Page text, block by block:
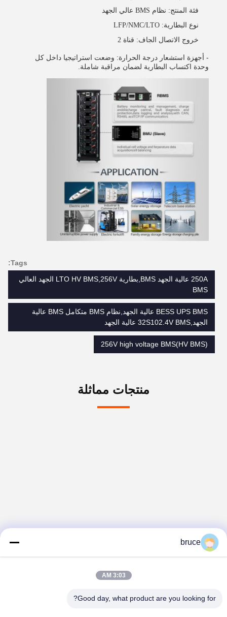
فئة المنتج: نظام BMS عالي الجهد
نوع البطارية: LFP/NMC/LTO
خروج الاتصال الجاف: قناة 2
- أجهزة استشعار درجة الحرارة: وضعت استراتيجيا داخل كل
وحدة اكتساب البطارية لضمان مراقبة شاملة.
Tags:
250A عالية الجهد BMS,بطارية LTO HV BMS,256V الجهد العالي
BMS
BESS UPS BMS عالية الجهد,نظام BMS متكامل BMS عالية
الجهد,32S102.4V BMS عالية الجهد
256V high voltage BMS(HV BMS)
منتجات مماثلة
bruce
3:03 AM
Good day, what product are you looking for?